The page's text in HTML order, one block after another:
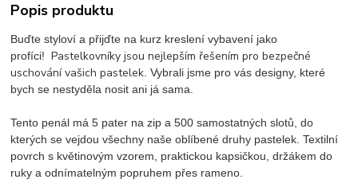
Popis produktu
Buďte styloví a přijďte na kurz kreslení vybavení jako
profíci! Pastelkovníky jsou nejlepším řešením pro bezpečné
uschování vašich pastelek . Vybrali jsme pro vás designy, které
bych se nestyděla nosit ani já sama.
Tento penál má 5 pater na zip a 500 samostatných slotů, do
kterých se vejdou všechny naše oblíbené druhy pastelek. Textilní
povrch s květinovým vzorem, praktickou kapsičkou, držákem do
ruky a odnímatelným popruhem přes rameno.